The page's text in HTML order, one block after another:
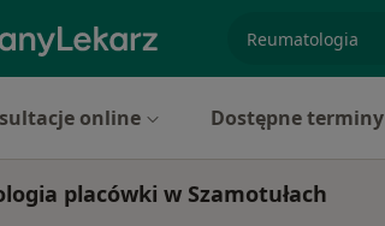
online Dostępne terminy
placówki w Szamotułach